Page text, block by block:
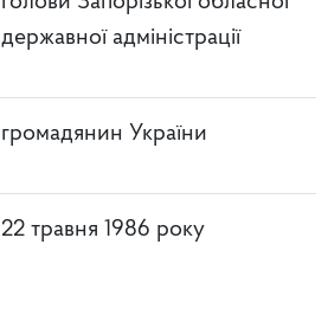
державної адміністрації
громадянин України
22 травня 1986 року